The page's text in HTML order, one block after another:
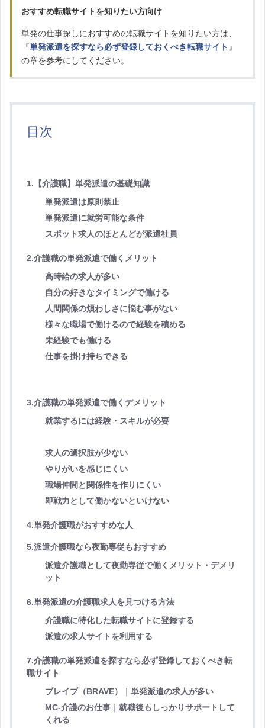
おすすめ転職サイトを知りたい方向け
単発の仕事探しにおすすめの転職サイトを知りたい方は、
『単発派遣を探すなら必ず登録しておくべき転職サイト 』
の章を参考にしてください。
目次
1.【介護職】単発派遣の基礎知識
単発派遣は原則禁止
単発派遣に就労可能な条件
スポット求人のほとんどが派遣社員
2.介護職の単発派遣で働くメリット
高時給の求人が多い
自分の好きなタイミングで働ける
人間関係の煩わしさに悩む事がない
様々な職場で働けるので経験を積める
未経験でも働ける
仕事を掛け持ちできる
3.介護職の単発派遣で働くデメリット
就業するには経験・スキルが必要
求人の選択肢が少ない
やりがいを感じにくい
職場仲間と関係性を作りにくい
即戦力として働かないといけない
4.単発介護職がおすすめな人
5.派遣介護職なら夜勤専従もおすすめ
派遣介護職として夜勤専従で働くメリット・デメリ
ット
6.単発派遣の介護職求人を見つける方法
介護職に特化した転職サイトに登録する
派遣の求人サイトを利用する
7.介護職の単発派遣を探すなら必ず登録しておくべき転
職サイト
ブレイブ（BRAVE）｜単発派遣の求人が多い
MC-介護のお仕事｜就職後もしっかりサポートして
くれる